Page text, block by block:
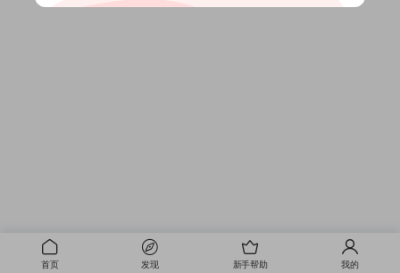
首页 发现 新手帮助 我的